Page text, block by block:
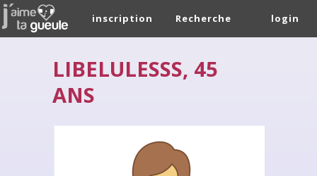
inscription Recherche login
LIBELULESSS, 45
ANS